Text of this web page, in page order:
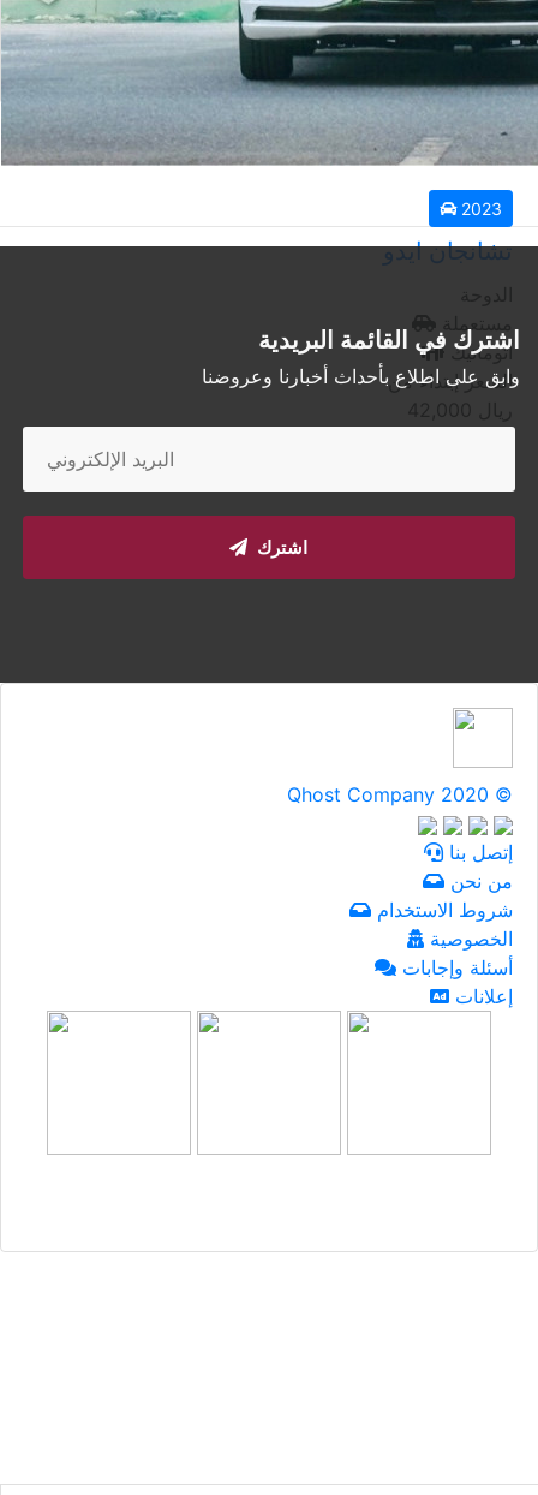
2023
تشانجان ايدو
مستعملة
أتوماتيك
السعر إبتداء من
عرض المزيد
اشترك في القائمة البريدية
وابق على اطلاع بأحداث أخبارنا وعروضنا
اشترك
Qhost Company 2020 ©
إتصل بنا
من نحن
شروط الاستخدام
الخصوصية
أسئلة وإجابات
إعلانات